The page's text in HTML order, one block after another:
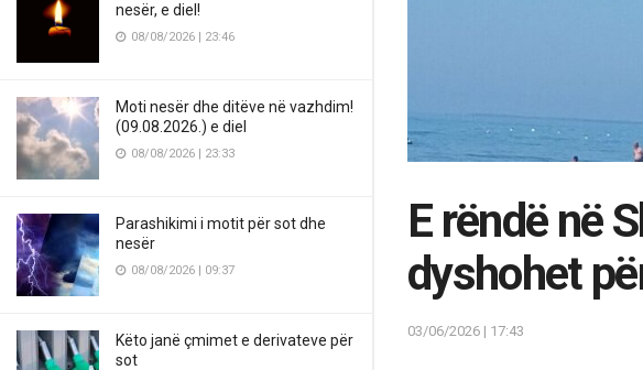
nesër, e diel!
08/08/2026 | 23:46
Moti nesër dhe ditëve në vazhdim!
(09.08.2026.) e diel
08/08/2026 | 23:33
Parashikimi i motit për sot dhe
nesër
08/08/2026 | 09:37
Këto janë çmimet e derivateve për
sot
E rëndë në
dyshohet
03/06/2026 | 17:43